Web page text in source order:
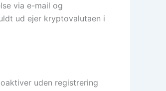
via e-mail og
ud ejer kryptovalutaen i
uden registrering